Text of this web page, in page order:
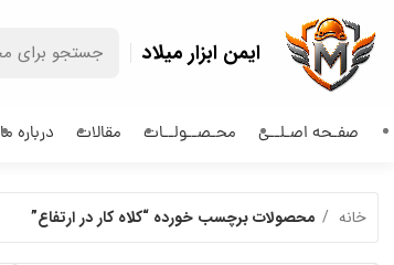
ایمن ابزار میلاد
صفـحه اصـلــی محـصــولــات مقالات درباره ما
خانه محصولات برچسب خورده “کلاه کار در ارتفاع”